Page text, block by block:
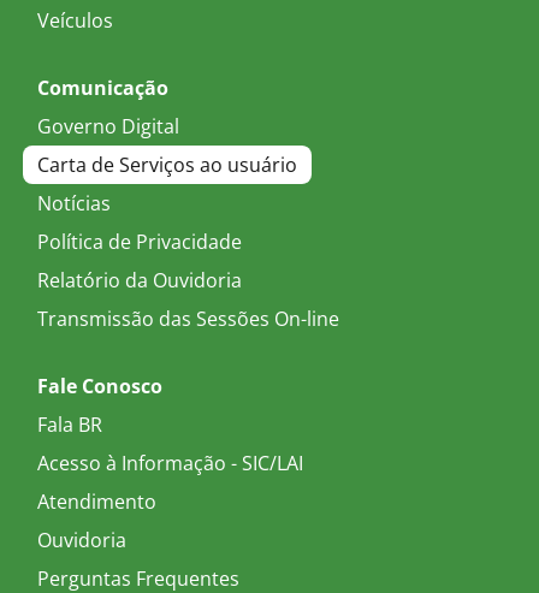
Veículos
Comunicação
Governo Digital
Carta de Serviços ao usuário
Notícias
Política de Privacidade
Relatório da Ouvidoria
Transmissão das Sessões On-line
Fale Conosco
Fala BR
Acesso à Informação - SIC/LAI
Atendimento
Ouvidoria
Perguntas Frequentes